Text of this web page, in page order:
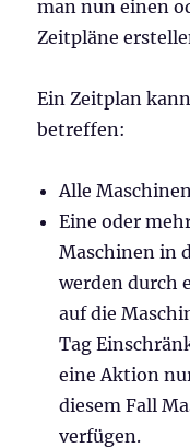
man nun einen
Zeitpläne
Ein Zeitplan
betreffen:
Alle
Eine oder
Maschinen in
werden durch
auf die
Tag
eine Aktion
diesem Fall
verfügen.